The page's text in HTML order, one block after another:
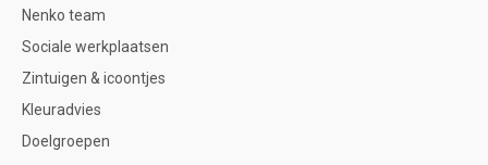
Nenko team
Sociale werkplaatsen
Zintuigen & icoontjes
Kleuradvies
Doelgroepen